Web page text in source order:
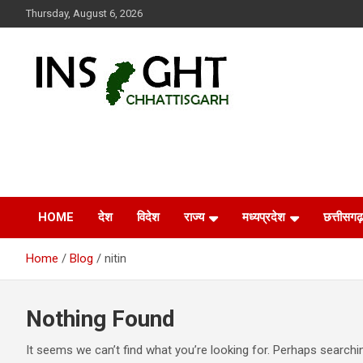
to
Thursday, August 6, 2026
HOME देश विदेश राज्य मध्यप्रदेश छत्तीसगढ़
Home Blog nitin
Nothing Found
It seems we can’t find what you’re looking for. Perhaps